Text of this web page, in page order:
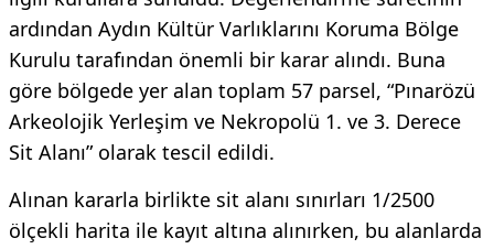
ardından Aydın Kültür Varlıklarını Koruma Bölge
Kurulu tarafından önemli bir karar alındı. Buna
göre bölgede yer alan toplam 57 parsel, “Pınarözü
Arkeolojik Yerleşim ve Nekropolü 1. ve 3. Derece
Sit Alanı” olarak tescil edildi.
Alınan kararla birlikte sit alanı sınırları 1/2500
ölçekli harita ile kayıt altına alınırken, bu alanlarda